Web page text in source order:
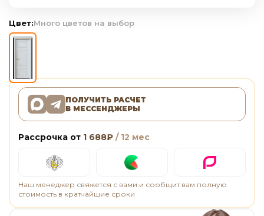
Цвет:Много цветов на выбор
ПОЛУЧИТЬ РАСЧЕТ
В МЕССЕНДЖЕРЫ
Рассрочка от 1 688₽ / 12 мес
Наш менеджер свяжется с вами и сообщит вам полную
стоимость в кратчайшие сроки